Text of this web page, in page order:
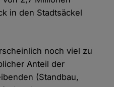
in den Stadtsäckel
noch viel zu
Anteil der
(Standbau,